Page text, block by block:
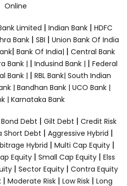
Online
Limited | Indian Bank | HDFC
Bank| SBI | Union Bank Of India
| Bank Of India| | Central Bank
Bank | | Indusind Bank | | Federal
Bank | | RBL Bank| South Indian
| Bandhan Bank | UCO Bank |
| Karnataka Bank
Debt | Gilt Debt | Credit Risk
Short Debt | Aggressive Hybrid |
Hybrid | Multi Cap Equity |
Equity | Small Cap Equity | Elss
| Sector Equity | Contra Equity
| Moderate Risk | Low Risk | Long